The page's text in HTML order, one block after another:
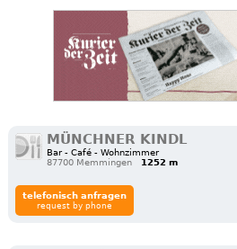
MÜNCHNER KINDL
Bar - Café - Wohnzimmer
87700 Memmingen
1252 m
telefonisch anfragen
request by phone